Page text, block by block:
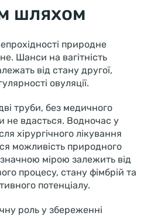
шляхом
природне
Шанси на вагітність
від стану другої,
овуляції.
труби, без медичного
не вдасться. Водночас у
хірургічного лікування
можливість природного
значною мірою залежить від
процесу, стану фімбрій та
потенціалу.
роль у збереженні